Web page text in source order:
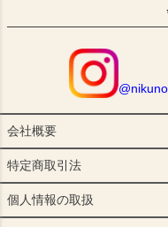
会社概要
特定商取引法
個人情報の取扱